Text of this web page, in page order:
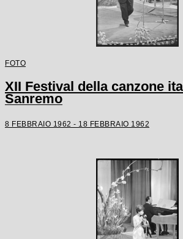
FOTO
XII Festival della canzone
Sanremo
8 FEBBRAIO 1962 - 18 FEBBRAIO 1962